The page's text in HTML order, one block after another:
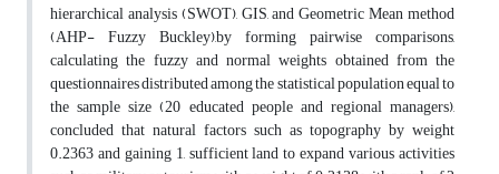
hierarchical analysis (SWOT), GIS, and Geometric Mean method
(AHP- Fuzzy Buckley),by forming pairwise comparisons,
calculating the fuzzy and normal weights obtained from the
questionnaires distributed among the statistical population equal to
the sample size (20 educated people and regional managers),
concluded that natural factors such as topography by weight
0.2363 and gaining 1, sufficient land to expand various activities